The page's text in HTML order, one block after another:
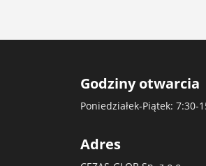
Godziny otwarcia
Poniedziałek-Piątek: 7:30-
Adres